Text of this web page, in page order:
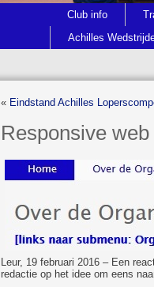
Club info
Achilles
« Eindstand Achilles
Responsive
Leur, 19 februari 2016 – Een
redactie op het idee om eens